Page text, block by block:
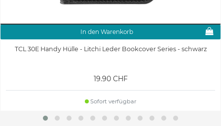
In den Warenkorb
TCL 30E Handy Hülle - Litchi Leder Bookcover Series - schwarz
19.90 CHF
Sofort verfügbar